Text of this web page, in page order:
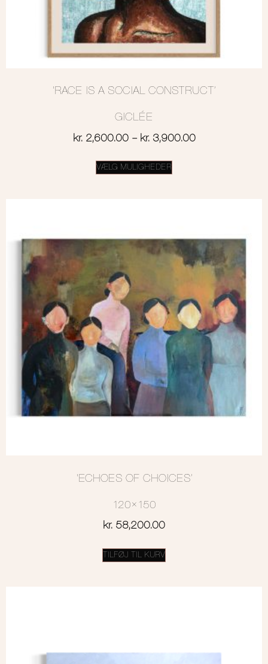
‘RACE IS A SOCIAL CONSTRUCT’
GICLÉE
kr.2,600.00 – kr.3,900.00
VÆLG MULIGHEDER
‘ECHOES OF CHOICES’
120×150
kr. 58,200.00
TILFØJ TIL KURV